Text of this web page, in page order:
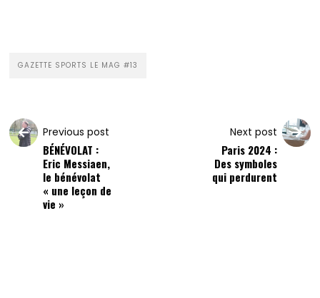
GAZETTE SPORTS LE MAG #13
Previous post
BÉNÉVOLAT :
Eric Messiaen,
le bénévolat
« une leçon de
vie »
Next post
Paris 2024 :
Des symboles
qui perdurent